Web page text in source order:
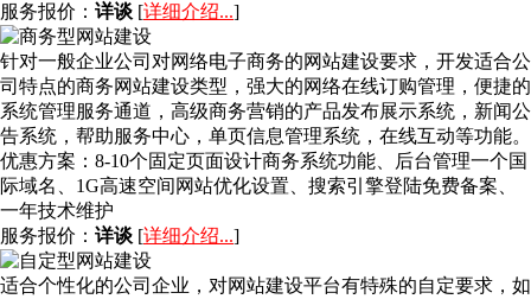
服务报价： 详谈 [详细介绍...]
针对一般企业公司对网络电子商务的网站建设要求，开发适合公
司特点的商务网站建设类型，强大的网络在线订购管理，便捷的
系统管理服务通道，高级商务营销的产品发布展示系统，新闻公
告系统，帮助服务中心，单页信息管理系统，在线互动等功能。
优惠方案： 8-10个固定页面设计商务系统功能、后台管理一个国
际域名、1G高速空间网站优化设置、搜索引擎登陆免费备案、
一年技术维护
服务报价： 详谈 [详细介绍...]
适合个性化的公司企业，对网站建设平台有特殊的自定要求，如